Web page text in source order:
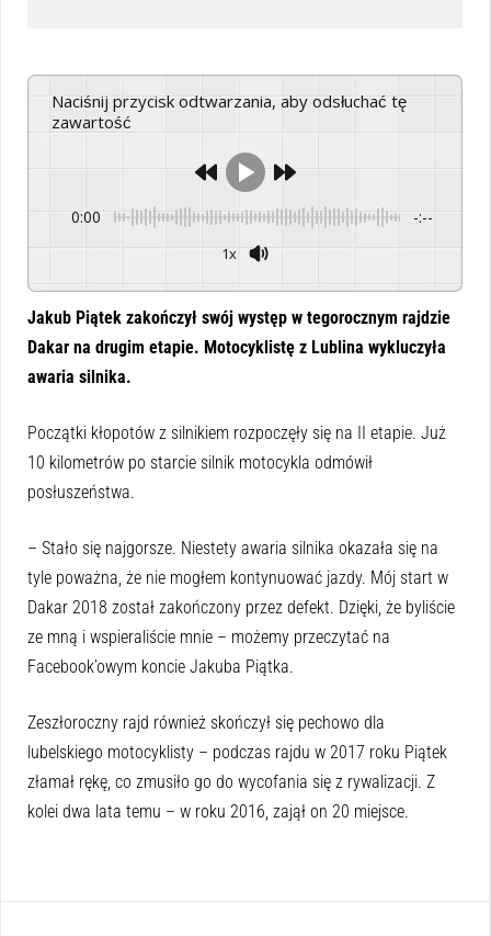
Naciśnij przycisk odtwarzania, aby odsłuchać tę
zawartość
0:00 -:--
1x
Jakub Piątek zakończył swój występ w tegorocznym rajdzie
Dakar na drugim etapie. Motocyklistę z Lublina wykluczyła
awaria silnika.
Początki kłopotów z silnikiem rozpoczęły się na II etapie. Już
10 kilometrów po starcie silnik motocykla odmówił
posłuszeństwa.
– Stało się najgorsze. Niestety awaria silnika okazała się na
tyle poważna, że nie mogłem kontynuować jazdy. Mój start w
Dakar 2018 został zakończony przez defekt. Dzięki, że byliście
ze mną i wspieraliście mnie – możemy przeczytać na
Facebook’owym koncie Jakuba Piątka.
Zeszłoroczny rajd również skończył się pechowo dla
lubelskiego motocyklisty – podczas rajdu w 2017 roku Piątek
złamał rękę, co zmusiło go do wycofania się z rywalizacji. Z
kolei dwa lata temu – w roku 2016, zajął on 20 miejsce.